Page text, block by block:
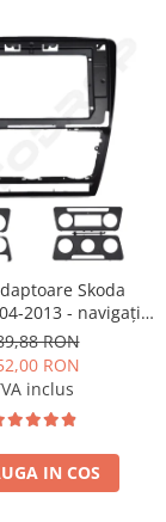
Skoda
2013 - navigație
montaj dedicat
RON
RON
inclus
IN COS